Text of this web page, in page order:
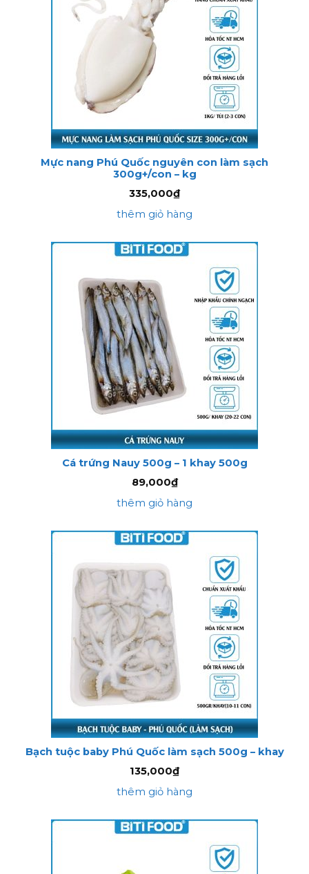
Mực nang Phú Quốc nguyên con làm sạch
300g+/con – kg
335,000₫
thêm giỏ hàng
Cá trứng Nauy 500g – 1 khay 500g
89,000₫
thêm giỏ hàng
Bạch tuộc baby Phú Quốc làm sạch 500g – khay
135,000₫
thêm giỏ hàng